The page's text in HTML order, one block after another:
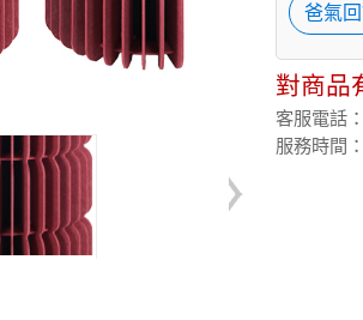
爸氣
對商品
客服電話
服務時間